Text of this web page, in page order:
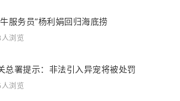
服务员”杨利娟回归海底捞
浏览
总署提示：非法引入异宠将被处罚
浏览